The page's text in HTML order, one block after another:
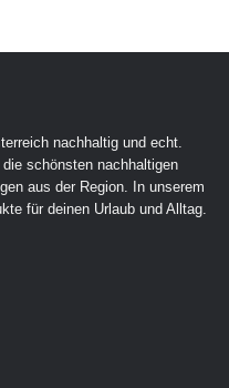
nachhaltig und echt.
schönsten nachhaltigen
aus der Region. In unserem
für deinen Urlaub und Alltag.